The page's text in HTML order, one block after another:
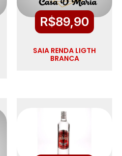
R$89,90
SAIA RENDA LIGTH
BRANCA